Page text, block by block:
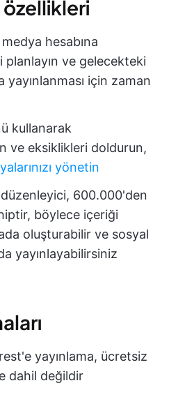
özellikleri
hesabına
planlayın ve gelecekteki
yayınlanması için zaman
kullanarak
ve eksiklikleri doldurun,
yönetin
600.000'den
böylece içeriği
oluşturabilir ve sosyal
yayınlayabilirsiniz
yayınlama, ücretsiz
dahil değildir